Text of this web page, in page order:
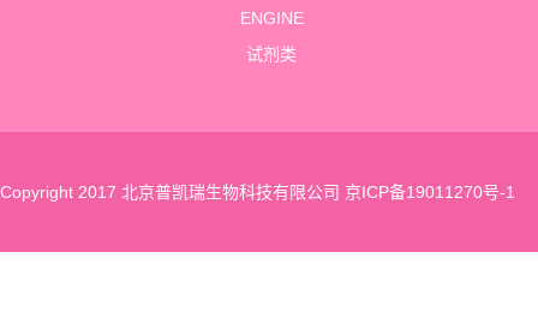
ENGINE
试剂类
Copyright 2017 北京普凯瑞生物科技有限公司 京ICP备19011270号-1